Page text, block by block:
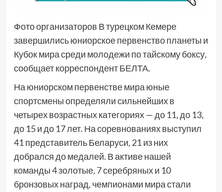
Фото организаторов В турецком Кемере
завершились юниорское первенство планеты и
Кубок мира среди молодежи по тайскому боксу,
сообщает корреспондент БЕЛТА.
На юниорском первенстве мира юные
спортсмены определяли сильнейших в
четырех возрастных категориях — до 11, до 13,
до 15 и до 17 лет. На соревнованиях выступил
41 представитель Беларуси, 21 из них
добрался до медалей. В активе нашей
команды 4 золотые, 7 серебряных и 10
бронзовых наград, чемпионами мира стали